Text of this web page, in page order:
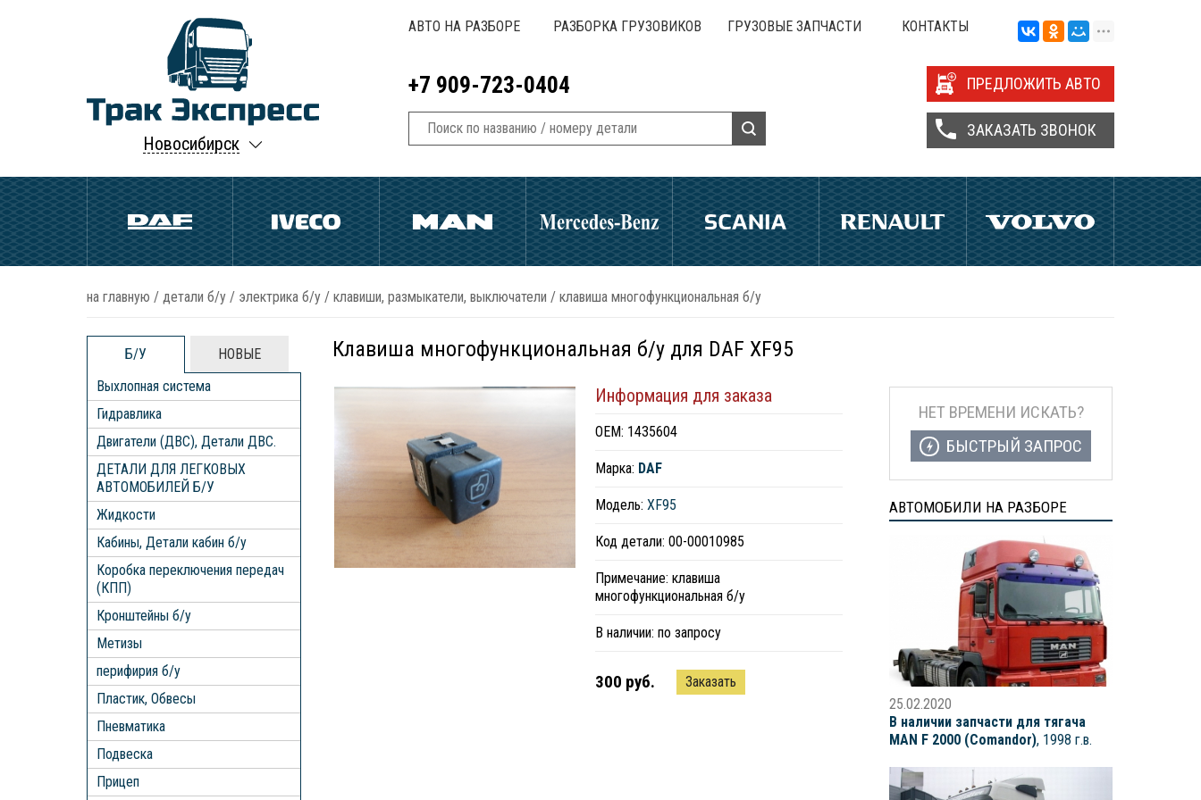
Новосибирск
АВТО НА РАЗБОРЕ РАЗБОРКА ГРУЗОВИКОВ ГРУЗОВЫЕ ЗАПЧАСТИ КОНТАКТЫ
+7 909-723-0404 ПРЕДЛОЖИТЬ АВТО
ЗАКАЗАТЬ ЗВОНОК
на главную / детали б/у / электрика б/у / клавиши, размыкатели, выключатели / клавиша многофункциональная б/у
Б/У
НОВЫЕ
Выхлопная система
Гидравлика
Двигатели (ДВС), Детали ДВС.
ДЕТАЛИ ДЛЯ ЛЕГКОВЫХ
АВТОМОБИЛЕЙ Б/У
Жидкости
Кабины, Детали кабин б/у
Коробка переключения передач
(КПП)
Кронштейны б/у
Метизы
перифирия б/у
Пластик, Обвесы
Пневматика
Подвеска
Прицеп
Клавиша многофункциональная б/у для DAF XF95
Информация для заказа
ОЕМ: 1435604
Марка: DAF
Модель: XF95
Код детали: 00-00010985
Примечание: клавиша
многофункциональная б/у
В наличии: по запросу
300 руб. Заказать
НЕТ ВРЕМЕНИ ИСКАТЬ?
БЫСТРЫЙ ЗАПРОС
АВТОМОБИЛИ НА РАЗБОРЕ
25.02.2020
В наличии запчасти для тягача
MAN F 2000 (Comandor), 1998 г.в.